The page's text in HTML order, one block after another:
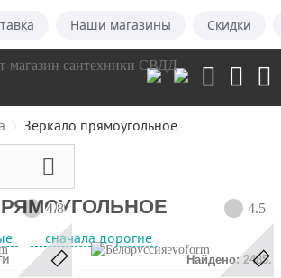
Наши магазины Скидки
Зеркало прямоугольное
сначала дорогие
Найдено: 2485.
4.8
evoform
4.5